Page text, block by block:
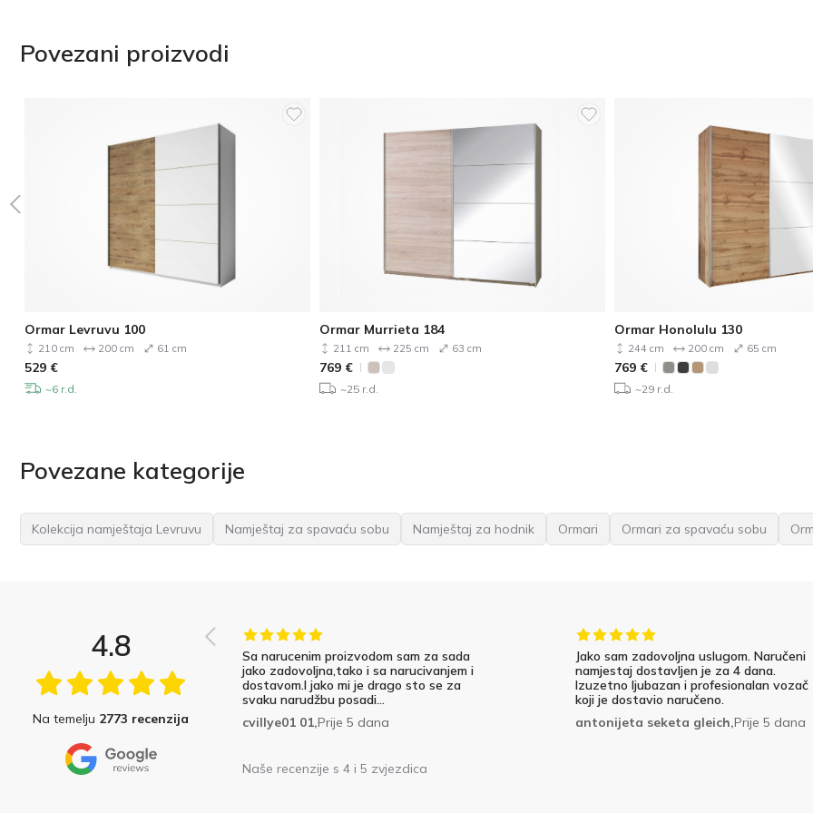
Povezani proizvodi
Ormar Levruvu 100
210 cm 200 cm 61 cm
529 €
~6 r.d.
Ormar Murrieta 184
211 cm 225 cm 63 cm
769 €
~25 r.d.
Ormar Honolulu 130
244 cm 200 cm 65 cm
769 €
~29 r.d.
Povezane kategorije
Kolekcija namještaja Levruvu Namještaj za spavaću sobu Namještaj za hodnik Ormari Ormari za spavaću sobu
4.8
Na temelju 2773 recenzija
Sa narucenim proizvodom sam za sada
jako zadovoljna,tako i sa narucivanjem i
dostavom.I jako mi je drago sto se za
svaku narudžbu posadi...
cvillye01 01,Prije 5 dana
Jako sam zadovoljna uslugom. Naručeni
namjestaj dostavljen je za 4 dana.
Izuzetno ljubazan i profesionalan vozač
koji je dostavio naručeno.
antonijeta seketa gleich,Prije 5 dana
Naše recenzije s 4 i 5 zvjezdica